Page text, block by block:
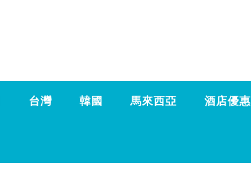
台灣 韓國 馬來西亞 酒店優惠